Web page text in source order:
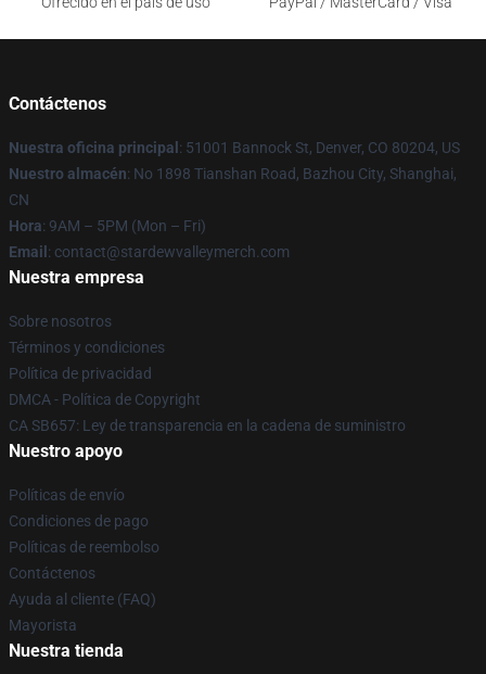
Contáctenos
Nuestra oficina principal : 51001 Bannock St, Denver, CO 80204, US
Nuestro almacén: No 1898 Tianshan Road, Bazhou City, Shanghai,
CN
Hora: 9AM – 5PM (Mon – Fri)
Email : contact@stardewvalleymerch.com
Nuestra empresa
Sobre nosotros
Términos y condiciones
Política de privacidad
DMCA - Política de Copyright
CA SB657: Ley de transparencia en la cadena de suministro
Nuestro apoyo
Políticas de envío
Condiciones de pago
Políticas de reembolso
Contáctenos
Ayuda al cliente (FAQ)
Mayorista
Nuestra tienda